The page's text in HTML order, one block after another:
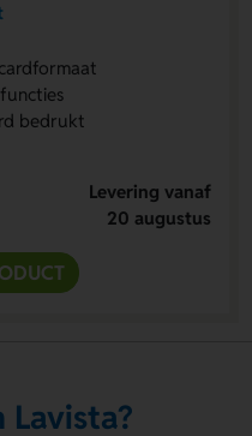
bedrukt
Levering vanaf
20 augustus
Lavista?